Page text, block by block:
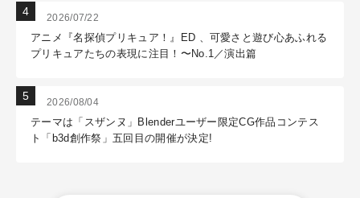
2026/07/22
アニメ『名探偵プリキュア！』ED 、可愛さと遊び心あふれる
プリキュアたちの表現に注目！〜No.1／演出篇
2026/08/04
テーマは「スザンヌ」Blenderユーザー限定CG作品コンテス
ト「b3d創作祭」五回目の開催が決定!